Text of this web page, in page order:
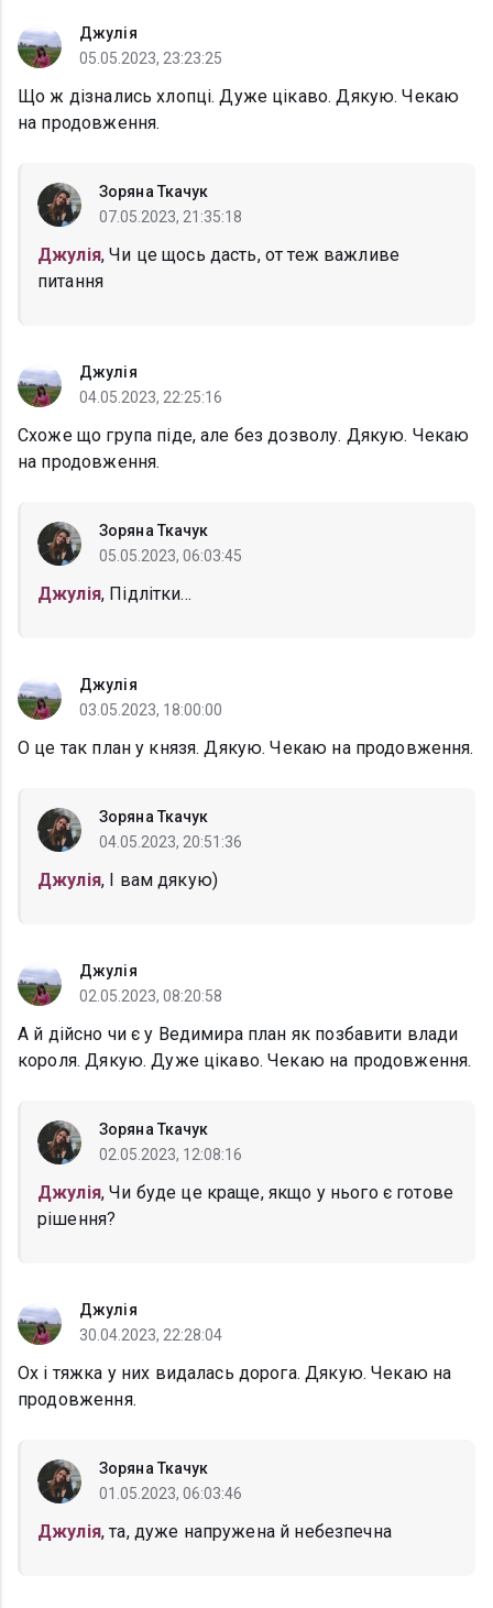
Джулія
05.05.2023, 23:23:25
Що ж дізнались хлопці. Дуже цікаво. Дякую. Чекаю
на продовження.
Зоряна Ткачук
07.05.2023, 21:35:18
Джулія, Чи це щось дасть, от теж важливе
питання
Джулія
04.05.2023, 22:25:16
Схоже що група піде, але без дозволу. Дякую. Чекаю
на продовження.
Зоряна Ткачук
05.05.2023, 06:03:45
Джулія, Підлітки...
Джулія
03.05.2023, 18:00:00
О це так план у князя. Дякую. Чекаю на продовження.
Зоряна Ткачук
04.05.2023, 20:51:36
Джулія, І вам дякую)
Джулія
02.05.2023, 08:20:58
А й дійсно чи є у Ведимира план як позбавити влади
короля. Дякую. Дуже цікаво. Чекаю на продовження.
Зоряна Ткачук
02.05.2023, 12:08:16
Джулія, Чи буде це краще, якщо у нього є готове
рішення?
Джулія
30.04.2023, 22:28:04
Ох і тяжка у них видалась дорога. Дякую. Чекаю на
продовження.
Зоряна Ткачук
01.05.2023, 06:03:46
Джулія, та, дуже напружена й небезпечна